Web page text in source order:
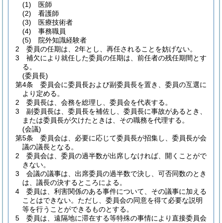
(1)
医師
(2)
看護師
(3)
医療技術者
(4)
事務職員
(5)
院外知識経験者
2
委員の任期は、2年とし、再任されることを妨げない。
3
補欠により就任した委員の任期は、前任者の残任期間とす
る。
(委員長)
第4条
委員会に委員長および副委員長を置き、委員の互選に
より定める。
2
委員長は、会務を総理し、委員会を代表する。
3
副委員長は、委員長を補佐し、委員長に事故があるとき、
または委員長が欠けたときは、その職務を代理する。
(会議)
第5条
委員会は、必要に応じて委員長が招集し、委員長が会
議の議長となる。
2
委員会は、委員の過半数が出席しなければ、開くことがで
きない。
3
会議の議事は、出席委員の過半数で決し、可否同数のとき
は、議長の決するところによる。
4
委員は、利害関係のある事件について、その議事に加える
ことはできない。 ただし、委員会の同意を得て必要な説明
等を行うことができるものとする。
5
委員は、遠隔地に滞在する等特殊の事情により直接委員会